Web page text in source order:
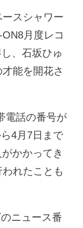
ースシャワー
月度レコ
、石坂ひゅ
能を開花さ
電話の番号が
4月7日まで
かかってき
れたことも
ニュース番